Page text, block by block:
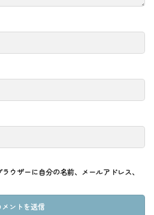
ウザーに自分の名前、メールアドレス、